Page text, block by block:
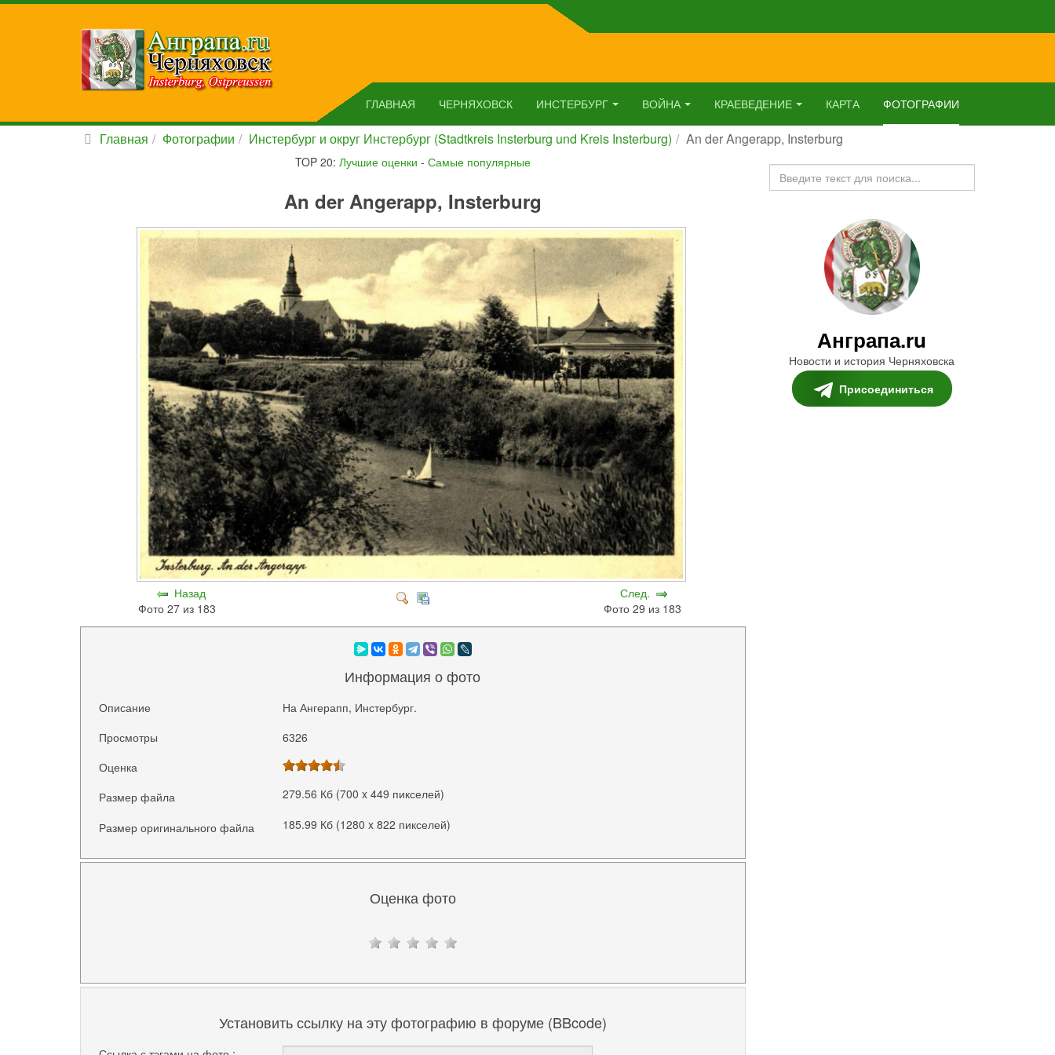
ГЛАВНАЯ ЧЕРНЯХОВСК ИНСТЕРБУРГ ВОЙНА КРАЕВЕДЕНИЕ КАРТА ФОТОГРАФИИ
Главная Фотографии Инстербург и округ Инстербург (Stadtkreis Insterburg und Kreis Insterburg) An der Angerapp, Insterburg
TOP 20: Лучшие оценки - Самые популярные
An der Angerapp, Insterburg
Назад
Фото 27 из 183
След.
Фото 29 из 183
Информация о фото
Описание
На Ангерапп, Инстербург.
Просмотры
6326
Оценка
Размер файла
279.56 Кб (700 x 449 пикселей)
Размер оригинального файла 185.99 Кб (1280 x 822 пикселей)
Оценка фото
Установить ссылку на эту фотографию в форуме (BBcode)
Искать...
Анграпа.ru
Новости и история Черняховска
Присоединиться